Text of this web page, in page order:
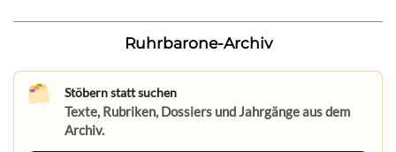
Ruhrbarone-Archiv
Stöbern statt suchen
Texte, Rubriken, Dossiers und Jahrgänge aus dem
Archiv.